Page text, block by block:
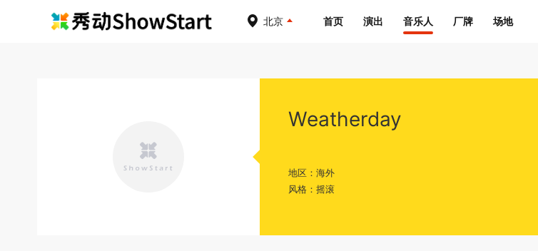
北京 首页 演出 音乐人 厂牌 场地
Weatherday
地区：海外
风格：摇滚